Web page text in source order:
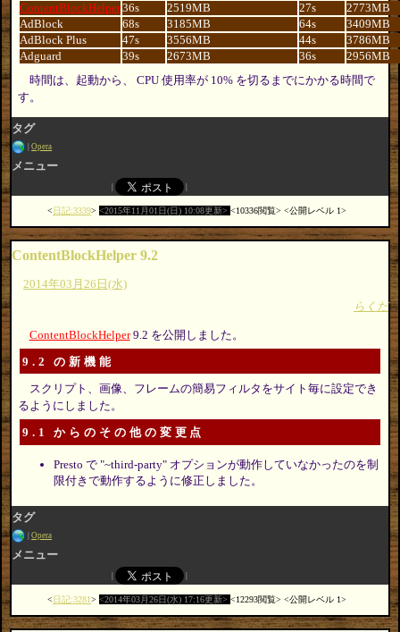
ContentBlockHelper36s 2519MB 27s
2773MB
AdBlock
68s 3185MB 64s
3409MB
AdBlock Plus
47s 3556MB 44s
3786MB
Adguard
39s 2673MB 36s
2956MB
時間は、起動から、 CPU 使用率が 10% を切るまでにかかる時間で
す。
タグ
Opera
メニュー
日記:3339 2015年11月01日(日) 10:08更新 10336閲覧 公開レベル 1
ContentBlockHelper 9.2
2014年03月26日(水)
らくだ
ContentBlockHelper9.2 を公開しました。
9.2 の新機能
スクリプト、画像、フレームの簡易フィルタをサイト毎に設定でき
るようにしました。
9.1 からのその他の変更点
Presto で "~third-party" オプションが動作していなかったのを制
限付きで動作するように修正しました。
タグ
Opera
メニュー
日記:3281 2014年03月26日(水) 17:16更新 12293閲覧 公開レベル 1